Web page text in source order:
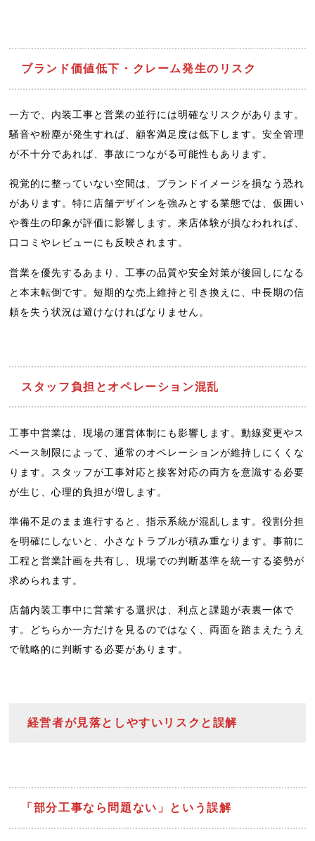
ブランド価値低下・クレーム発生のリスク
一方で、内装工事と営業の並行には明確なリスクがあります。
騒音や粉塵が発生すれば、顧客満足度は低下します。安全管理
が不十分であれば、事故につながる可能性もあります。
視覚的に整っていない空間は、ブランドイメージを損なう恐れ
があります。特に店舗デザインを強みとする業態では、仮囲い
や養生の印象が評価に影響します。来店体験が損なわれれば、
口コミやレビューにも反映されます。
営業を優先するあまり、工事の品質や安全対策が後回しになる
と本末転倒です。短期的な売上維持と引き換えに、中長期の信
頼を失う状況は避けなければなりません。
スタッフ負担とオペレーション混乱
工事中営業は、現場の運営体制にも影響します。動線変更やス
ペース制限によって、通常のオペレーションが維持しにくくな
ります。スタッフが工事対応と接客対応の両方を意識する必要
が生じ、心理的負担が増します。
準備不足のまま進行すると、指示系統が混乱します。役割分担
を明確にしないと、小さなトラブルが積み重なります。事前に
工程と営業計画を共有し、現場での判断基準を統一する姿勢が
求められます。
店舗内装工事中に営業する選択は、利点と課題が表裏一体で
す。どちらか一方だけを見るのではなく、両面を踏まえたうえ
で戦略的に判断する必要があります。
経営者が見落としやすいリスクと誤解
「部分工事なら問題ない」という誤解